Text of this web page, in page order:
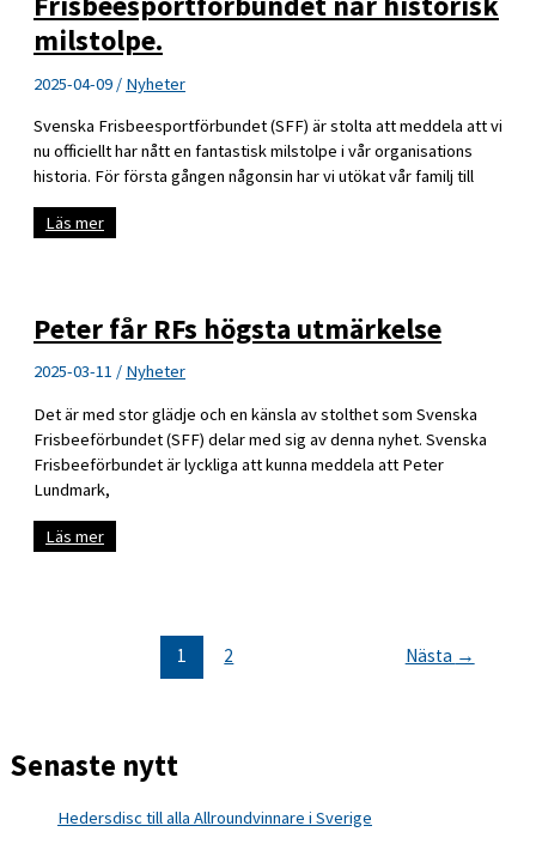
milstolpe.
2025-04-09 / Nyheter
Svenska Frisbeesportförbundet (SFF) är stolta att meddela att vi
nu officiellt har nått en fantastisk milstolpe i vår organisations
historia. För första gången någonsin har vi utökat vår familj till
200
föreningar!
milstolpe.
Läs mer
Peter får RFs högsta utmärkelse
2025-03-11 / Nyheter
Det är med stor glädje och en känsla av stolthet som Svenska
Frisbeeförbundet (SFF) delar med sig av denna nyhet. Svenska
Frisbeeförbundet är lyckliga att kunna meddela att Peter
Lundmark,
Peter
får
Läs mer
1 2 Nästa →
Senaste nytt
Hedersdisc till alla Allroundvinnare i Sverige